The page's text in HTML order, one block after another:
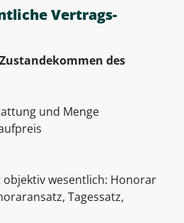
Vertrags-
des
und Menge
wesentlich: Honorar
Tagessatz,